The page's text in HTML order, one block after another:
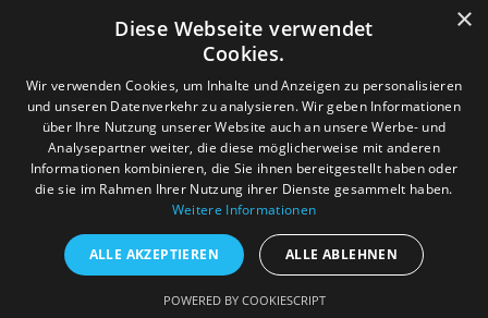
×
Diese Webseite verwendet
Cookies.
Wir verwenden Cookies, um Inhalte und Anzeigen zu personalisieren
und unseren Datenverkehr zu analysieren. Wir geben Informationen
über Ihre Nutzung unserer Website auch an unsere Werbe- und
Analysepartner weiter, die diese möglicherweise mit anderen
Informationen kombinieren, die Sie ihnen bereitgestellt haben oder
die sie im Rahmen Ihrer Nutzung ihrer Dienste gesammelt haben.
Weitere Informationen
ALLE AKZEPTIEREN ALLE ABLEHNEN
POWERED BY COOKIESCRIPT